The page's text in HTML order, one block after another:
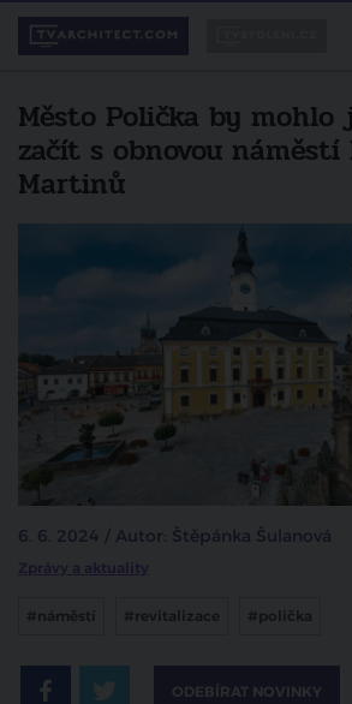
Město Polička by mohlo
začít s obnovou náměstí
Martinů
6. 6. 2024 / Autor: Štěpánka Šulanová
Zprávy a aktuality
#náměstí #revitalizace #polička
ODEBÍRAT NOVINKY